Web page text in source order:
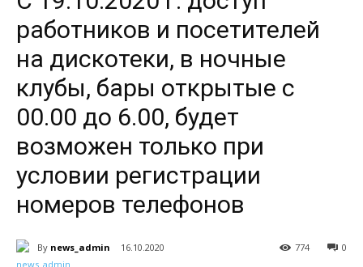
работников и посетителей
на дискотеки, в ночные
клубы, бары открытые с
00.00 до 6.00, будет
возможен только при
условии регистрации
номеров телефонов
By news_admin 16.10.2020 0
774